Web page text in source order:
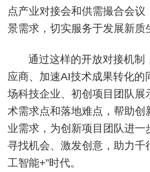
点产业对接会和供需撮合会议
景需求，切实服务于发展新质
通过这样的开放对接机制
应商、加速AI技术成果转化的
场科技企业、初创项目团队展
术需求点和落地难点，帮助创
业需求，为创新项目团队进一
寻找机会、激发创意，助力千
工智能+”时代。